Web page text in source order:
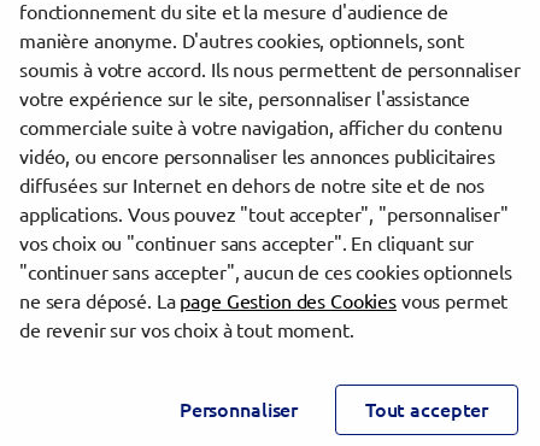
Tours
Joué-lès-Tours
Trouver une agence Banque Populaire
Indre-et-Loire
Tours
TOURS JEAN JAURES
evermaps ©
fonctionnement du site et la mesure d'audience de
manière anonyme. D'autres cookies, optionnels, sont
soumis à votre accord. Ils nous permettent de personnaliser
votre expérience sur le site, personnaliser l'assistance
commerciale suite à votre navigation, afficher du contenu
vidéo, ou encore personnaliser les annonces publicitaires
diffusées sur Internet en dehors de notre site et de nos
applications. Vous pouvez "tout accepter", "personnaliser"
vos choix ou "continuer sans accepter". En cliquant sur
"continuer sans accepter", aucun de ces cookies optionnels
ne sera déposé. La page Gestion des Cookiesvous permet
de revenir sur vos choix à tout moment.
Personnaliser Tout accepter